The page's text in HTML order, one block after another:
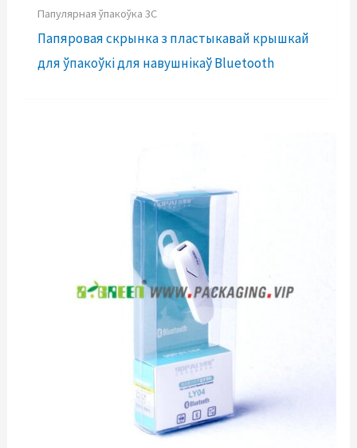
Папулярная ўпакоўка 3C
Папяровая скрынка з пластыкавай крышкай
для ўпакоўкі для навушнікаў Bluetooth